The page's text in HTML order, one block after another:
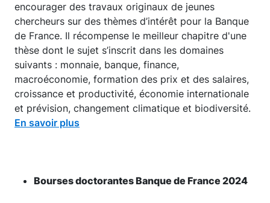
encourager des travaux originaux de jeunes
chercheurs sur des thèmes d’intérêt pour la Banque
de France. Il récompense le meilleur chapitre d'une
thèse dont le sujet s’inscrit dans les domaines
suivants : monnaie, banque, finance,
macroéconomie, formation des prix et des salaires,
croissance et productivité, économie internationale
et prévision, changement climatique et biodiversité.
En savoir plus
Bourses doctorantes Banque de France 2024